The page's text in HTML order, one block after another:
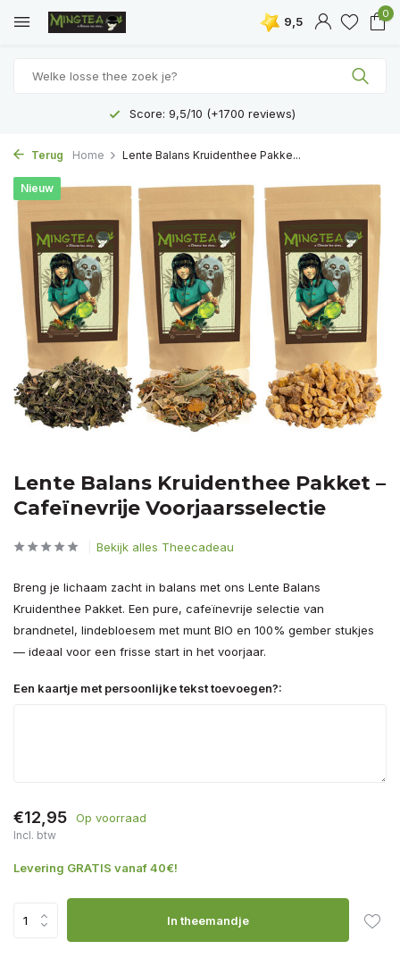
9,5
0
Score: 9,5/10 (+1700 reviews)
Terug Home Lente Balans Kruidenthee Pakke...
Lente Balans Kruidenthee Pakket –
Cafeïnevrije Voorjaarsselectie
Nieuw
Bekijk alles Theecadeau
Breng je lichaam zacht in balans met ons Lente Balans
Kruidenthee Pakket. Een pure, cafeïnevrije selectie van
brandnetel, lindebloesem met munt BIO en 100% gember stukjes
— ideaal voor een frisse start in het voorjaar.
Een kaartje met persoonlijke tekst toevoegen?:
€12,95 Op voorraad
Incl. btw
Levering GRATIS vanaf 40€!
In theemandje